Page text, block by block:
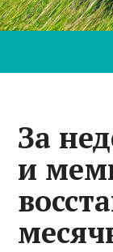
За
и